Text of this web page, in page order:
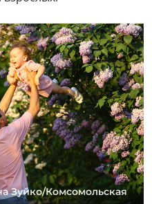
Зуйко/Комсомольская